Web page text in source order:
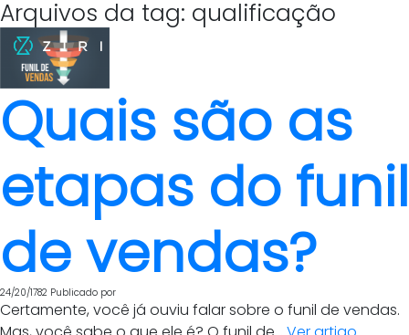
Arquivos da tag: qualificação
Quais são as
etapas do funil
de vendas?
24/20/1782 Publicado por
Certamente, você já ouviu falar sobre o funil de vendas.